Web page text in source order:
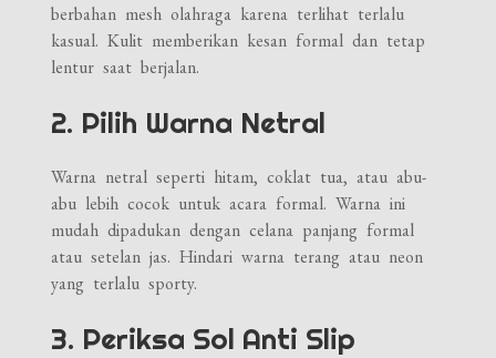
berbahan mesh olahraga karena terlihat terlalu
kasual. Kulit memberikan kesan formal dan tetap
lentur saat berjalan.
2. Pilih Warna Netral
Warna netral seperti hitam, coklat tua, atau abu-
abu lebih cocok untuk acara formal. Warna ini
mudah dipadukan dengan celana panjang formal
atau setelan jas. Hindari warna terang atau neon
yang terlalu sporty.
3. Periksa Sol Anti Slip